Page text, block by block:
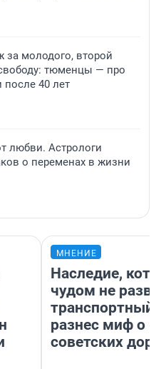
молодого, второй
тюменцы — про
40 лет
любви. Астрологи
о переменах в жизни
МНЕНИЕ
Наследие,
чудом не
транспортный
разнес миф о
советских